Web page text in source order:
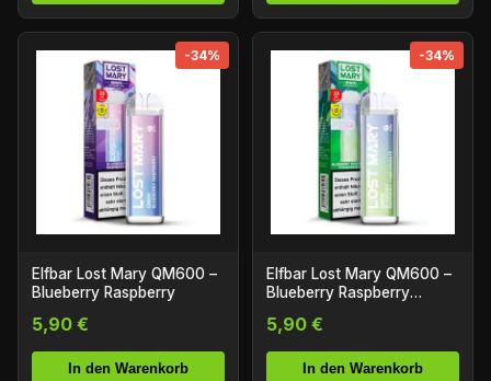
-34%
Elfbar Lost Mary QM600 –
Blueberry Raspberry
5,90 €
In den Warenkorb
-34%
Elfbar Lost Mary QM600 –
Blueberry Raspberry
5,90 €
In den Warenkorb